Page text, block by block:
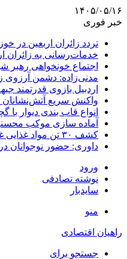
۱۴۰۵/۰۵/۱۶
خبر فوری
تردد زائران اربعین در خوزستان از
خدمات‌رسانی به زائران
اجتماع خونخواهی رهبر
مدنی‌زاده: دشمن آرزوی
اردبیل بازوی قدرتمند
واکنش سریع آتش‌نشانان
انواع قاب بندی دیوار
آماده سازی موکب
کشف ۳۰ تن مواد غذایی غیربهداشتی در شاهرود؛ انبار پلمب شد
داوری: حضور نوجوانان
ورود
نوشته تصادفی
سایدبار
منو
راهیان اقتصادی
جستجو برای